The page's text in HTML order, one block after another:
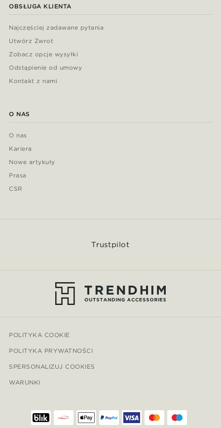
OBSŁUGA KLIENTA
Najczęściej zadawane pytania
Utwórz Zwrot
Zobacz opcje wysyłki
Odstąpienie od umowy
Kontakt z nami
O NAS
O nas
Kariera
Nowe artykuły
Prasa
CSR
Trustpilot
POLITYKA COOKIE
POLITYKA PRYWATNOŚCI
SPERSONALIZUJ COOKIES
WARUNKI